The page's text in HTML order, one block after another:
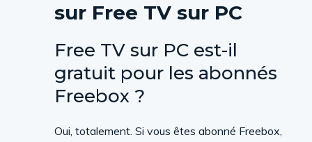
sur Free TV sur PC
Free TV sur PC est-il
gratuit pour les abonnés
Freebox ?
Oui, totalement. Si vous êtes abonné Freebox,